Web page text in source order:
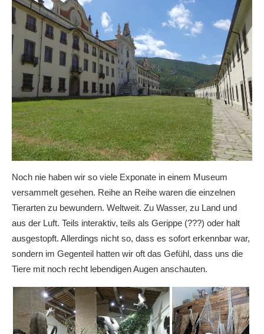
Noch nie haben wir so viele Exponate in einem Museum
versammelt gesehen. Reihe an Reihe waren die einzelnen
Tierarten zu bewundern. Weltweit. Zu Wasser, zu Land und
aus der Luft. Teils interaktiv, teils als Gerippe (???) oder halt
ausgestopft. Allerdings nicht so, dass es sofort erkennbar war,
sondern im Gegenteil hatten wir oft das Gefühl, dass uns die
Tiere mit noch recht lebendigen Augen anschauten.